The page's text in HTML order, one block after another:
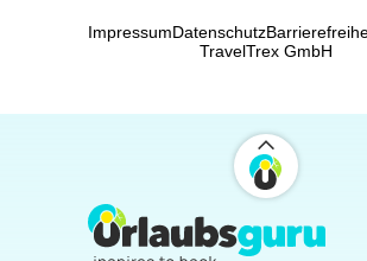
ImpressumDatenschutz
TravelTrex GmbH